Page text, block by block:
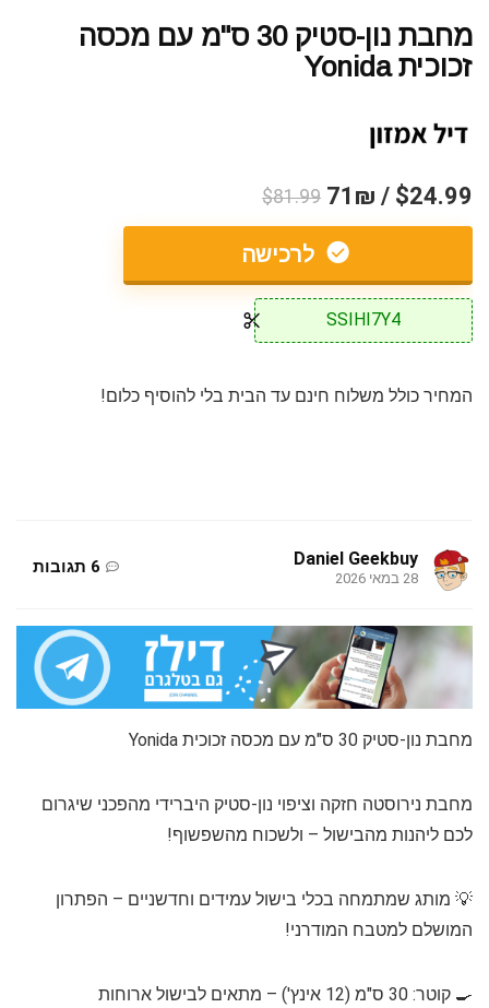
מחבת נון-סטיק 30 ס"מ עם מכסה
זכוכית Yonida
$24.99 / 71₪
$81.99
לרכישה
SSIHI7Y4
המחיר כולל משלוח חינם עד הבית בלי להוסיף כלום!
Daniel Geekbuy
28 במאי 2026
6 תגובות
מחבת נון-סטיק 30 ס"מ עם מכסה זכוכית Yonida
מחבת נירוסטה חזקה וציפוי נון-סטיק היברידי מהפכני שיגרום
לכם ליהנות מהבישול – ולשכוח מהשפשוף!
💡 מותג שמתמחה בכלי בישול עמידים וחדשניים – הפתרון
המושלם למטבח המודרני!
🍳 קוטר: 30 ס"מ (12 אינץ') – מתאים לבישול ארוחות